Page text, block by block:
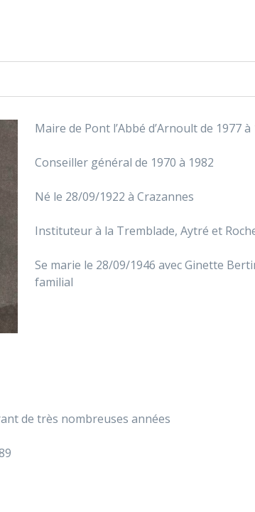
Maire de Pont l’Abbé d’Arnoult de 1977 à
Conseiller général de 1970 à 1982
Né le 28/09/1922 à Crazannes
Instituteur à la Tremblade, Aytré et
Se marie le 28/09/1946 avec Ginette
familial
de très nombreuses années